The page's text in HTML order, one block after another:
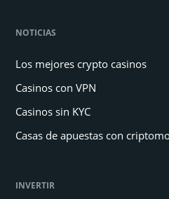
NOTICIAS
Los mejores crypto casinos
Casinos con VPN
Casinos sin KYC
Casas de apuestas con
INVERTIR